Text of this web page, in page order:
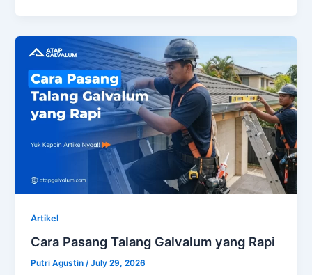
Artikel
Cara Pasang Talang Galvalum yang Rapi
Putri Agustin/July 29, 2026